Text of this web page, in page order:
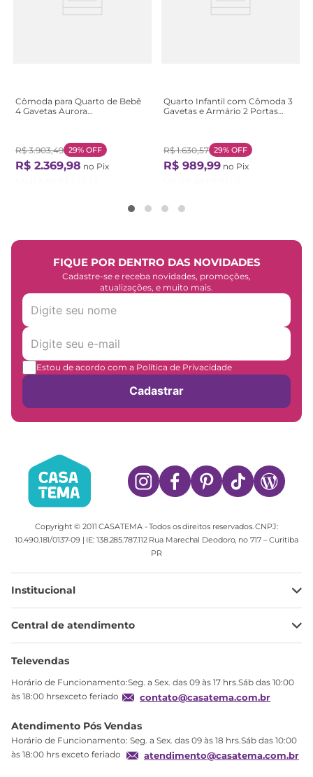
Cômoda para Quarto de Bebê
4 Gavetas Aurora
R$ 3.903,49 29% OFF
R$ 2.369,98 no Pix
Quarto Infantil com Cômoda 3
Gavetas e Armário 2 Portas
Savana/Branco
R$ 1.630,57 29% OFF
R$ 989,99 no Pix
FIQUE POR DENTRO DAS NOVIDADES
Cadastre-se e receba novidades, promoções,
atualizações, e muito mais.
Estou de acordo com a Política de Privacidade
Cadastrar
Copyright © 2011 CASATEMA - Todos os direitos reservados. CNPJ:
10.490.181/0137-09 | IE: 138.285.787.112 Rua Marechal Deodoro, no 717 – Curitiba
PR
Institucional
Minha Conta
Meus pedidos
Troca
Central de atendimento
Ajuda
Televendas
Horário de Funcionamento:Seg. a Sex. das 09 às 17 hrs.Sáb das 10:00
às 18:00 hrsexceto feriado
contato@casatema.com.br
Atendimento Pós Vendas
Horário de Funcionamento: Seg. a Sex. das 09 às 18 hrs.Sáb das 10:00
às 18:00 hrs exceto feriado
atendimento@casatema.com.br